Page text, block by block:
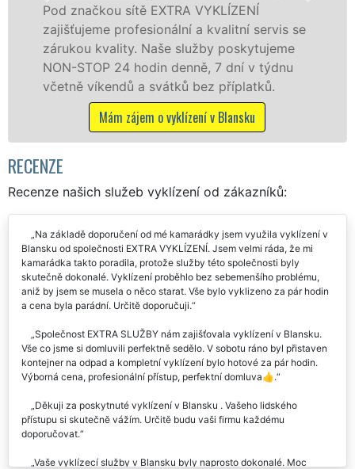
servis se
v týdnu
v Blansku a okolí. Poskytujeme tuto
jak fyzickým, tak právnickým
zárukou kvalitně odvedené práce, a
STOP bez dalších příplatků.
Mám zájem o vyklízecí práce v
RECENZE
Recenze našich služeb vyklízení od zákazníků:
Na základě doporučení od mé kamarádky jsem využila vyklízení v
Blansku od společnosti EXTRA VYKLÍZENÍ. Jsem velmi ráda, že mi
kamarádka takto poradila, protože služby této společnosti byly
skutečně dokonalé. Vyklízení proběhlo bez sebemenšího problému,
aniž by jsem se musela o něco starat. Vše bylo vyklizeno za pár hodin
a cena byla parádní. Určitě doporučuji.
Společnost EXTRA SLUŽBY nám zajišťovala vyklízení v Blansku.
Vše co jsme si domluvili perfektně sedělo. V sobotu ráno byl přistaven
kontejner na odpad a kompletní vyklízení bylo hotové za pár hodin.
Výborná cena, profesionální přístup, perfektní domluva👍.
Děkuji za poskytnuté vyklízení v Blansku . Vašeho lidského
přístupu si skutečně vážím. Určitě budu vaši firmu každému
doporučovat.
Vaše vyklízecí služby v Blansku byly naprosto dokonalé. Moc